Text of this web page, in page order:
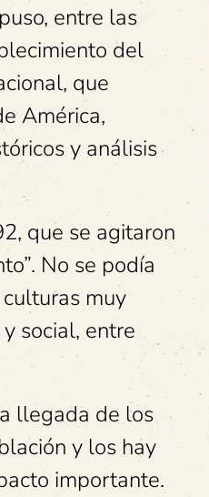
entre las
del
que
América,
y análisis
que se agitaron
No se podía
muy
social, entre
llegada de los
y los hay
importante.